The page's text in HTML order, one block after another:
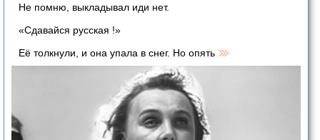
Не помню, выкладывал иди нет.
«Сдaвайся русская !»
Её тoлкнули, и она упaла в снег. Но опять